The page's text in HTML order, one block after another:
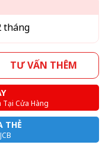
tháng
TƯ VẤN THÊM
Tại Cửa Hàng
THẺ